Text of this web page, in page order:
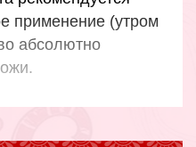
применение (утром
абсолютно